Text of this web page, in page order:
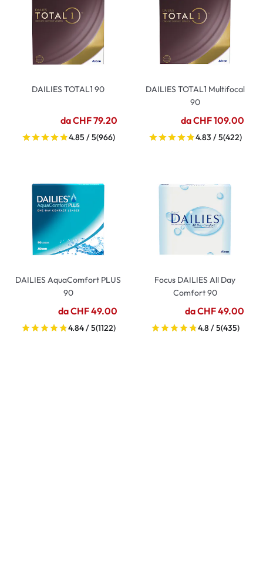
DAILIES TOTAL1 90
da CHF 79.20
4.85 / 5(966)
DAILIES TOTAL1 Multifocal
90
da CHF 109.00
4.83 / 5(422)
DAILIES AquaComfort PLUS
90
da CHF 49.00
4.84 / 5(1122)
Focus DAILIES All Day
Comfort 90
da CHF 49.00
4.8 / 5(435)